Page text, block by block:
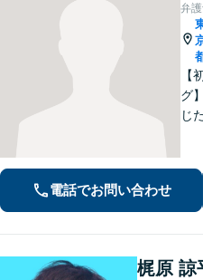
弁
【
グ
じ
対
電話でお問い合わせ
梶原 諒